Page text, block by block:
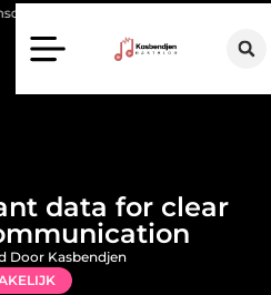
in staalconstructies, constructiewerk
data for clear
Door Kasbendjen